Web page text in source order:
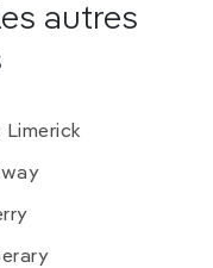
autres